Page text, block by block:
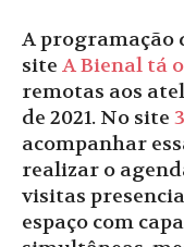
A programação
site A Bienal tá
remotas aos
de 2021. No site
acompanhar
realizar o
visitas
espaço com